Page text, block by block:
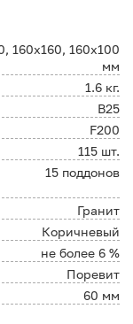
160х160, 160х100
мм
1.6 кг.
B25
F200
115 шт.
15 поддонов
Гранит
Коричневый
не более 6 %
Поревит
60 мм